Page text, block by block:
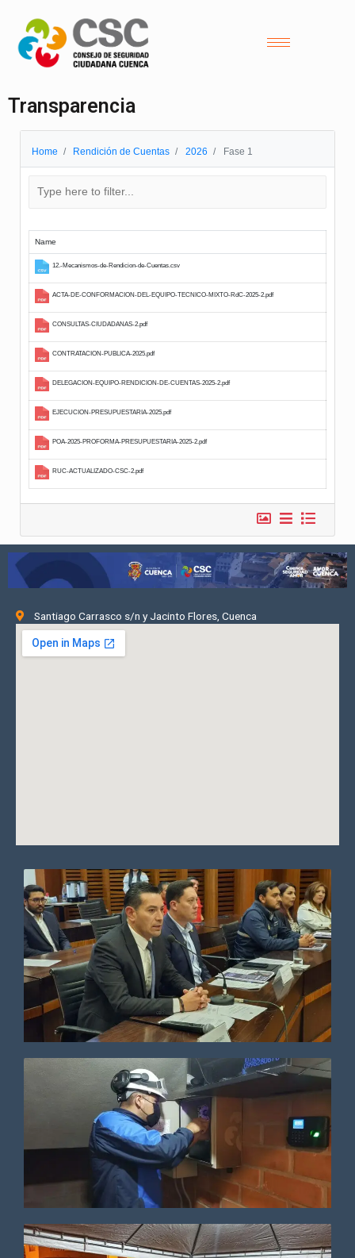
Transparencia
Home Rendición de Cuentas 2026 Fase 1
Name
12.-Mecanismos-de-Rendicion-de-Cuentas.csv
CONTRATACION-PUBLICA-2025.pdf
DELEGACION-EQUIPO-RENDICION-DE-CUENTAS-2025-2.pdf
EJECUCION-PRESUPUESTARIA-2025.pdf
POA-2025-PROFORMA-PRESUPUESTARIA-2025-2.pdf
Santiago Carrasco s/n y Jacinto Flores, Cuenca